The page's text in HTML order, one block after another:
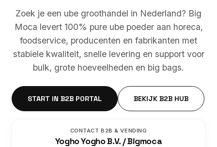
Zoek je een ube groothandel in Nederland? Big
Moca levert 100% pure ube poeder aan horeca,
foodservice, producenten en fabrikanten met
stabiele kwaliteit, snelle levering en support voor
bulk, grote hoeveelheden en big bags.
START IN B2B PORTAL BEKIJK B2B HUB
CONTACT B2B & VENDING
Yogho Yogho B.V. / Bigmoca